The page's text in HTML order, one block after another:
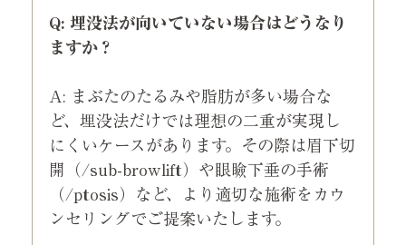
Q: 埋没法が向いていない場合はどうなり
ますか？
A: まぶたのたるみや脂肪が多い場合な
ど、埋没法だけでは理想の二重が実現し
にくいケースがあります。その際は眉下切
開（/sub-browlift）や眼瞼下垂の手術
（/ptosis）など、より適切な施術をカウ
ンセリングでご提案いたします。